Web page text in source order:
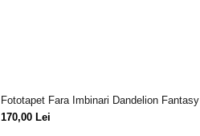
Fototapet Fara Imbinari Dandelion Fantasy
170,00 Lei